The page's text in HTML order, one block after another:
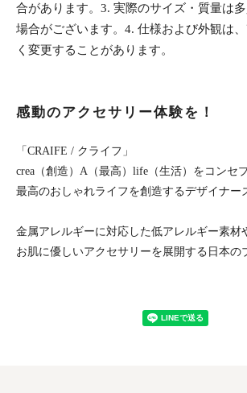
合があります。3. 実際のサイズ・質量は
場合がございます。4. 仕様および外観は
く変更することがあります。
感動のアクセサリー体験を！
「CRAIFE / クライフ」
crea（創造）A（最高）life（生活）をコンセ
最高のおしゃれライフを創造するデザイナー
金属アレルギーに対応した低アレルギー素材
お肌に優しいアクセサリーを展開する日本の